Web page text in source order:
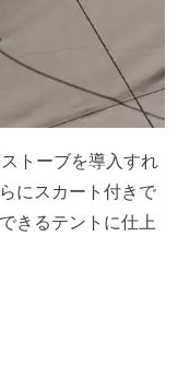
トーブを導入すれ
にスカート付きで
きるテントに仕上